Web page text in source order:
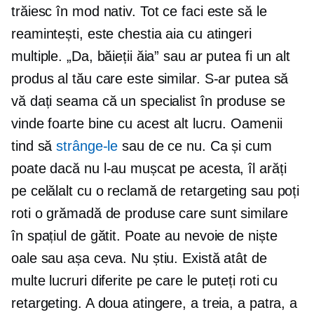
trăiesc în mod nativ. Tot ce faci este să le
reamintești, este chestia aia cu atingeri
multiple. „Da, băieții ăia” sau ar putea fi un alt
produs al tău care este similar. S-ar putea să
vă dați seama că un specialist în produse se
vinde foarte bine cu acest alt lucru. Oamenii
tind săstrânge-le sau de ce nu. Ca și cum
poate dacă nu l-au mușcat pe acesta, îl arăți
pe celălalt cu o reclamă de retargeting sau poți
roti o grămadă de produse care sunt similare
în spațiul de gătit. Poate au nevoie de niște
oale sau așa ceva. Nu știu. Există atât de
multe lucruri diferite pe care le puteți roti cu
retargeting. A doua atingere, a treia, a patra, a